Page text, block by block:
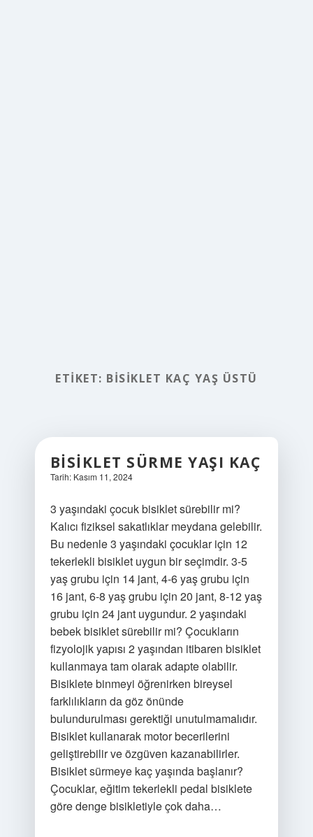
ETIKET: BISIKLET KAÇ YAŞ ÜSTÜ
BISIKLET SÜRME YAŞI KAÇ
Tarih: Kasım 11, 2024
3 yaşındaki çocuk bisiklet sürebilir mi?
Kalıcı fiziksel sakatlıklar meydana gelebilir.
Bu nedenle 3 yaşındaki çocuklar için 12
tekerlekli bisiklet uygun bir seçimdir. 3-5
yaş grubu için 14 jant, 4-6 yaş grubu için
16 jant, 6-8 yaş grubu için 20 jant, 8-12 yaş
grubu için 24 jant uygundur. 2 yaşındaki
bebek bisiklet sürebilir mi? Çocukların
fizyolojik yapısı 2 yaşından itibaren bisiklet
kullanmaya tam olarak adapte olabilir.
Bisiklete binmeyi öğrenirken bireysel
farklılıkların da göz önünde
bulundurulması gerektiği unutulmamalıdır.
Bisiklet kullanarak motor becerilerini
geliştirebilir ve özgüven kazanabilirler.
Bisiklet sürmeye kaç yaşında başlanır?
Çocuklar, eğitim tekerlekli pedal bisiklete
göre denge bisikletiyle çok daha…